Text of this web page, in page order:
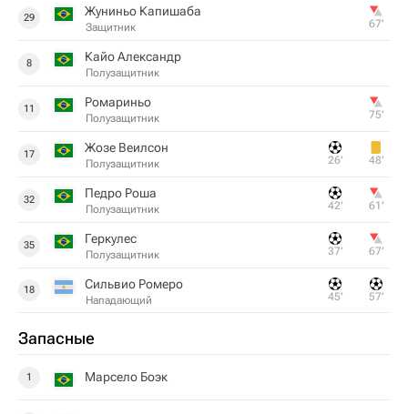
29 Жуниньо Капишаба
Защитник 67‎’‎
8 Кайо Александр
Полузащитник
11 Ромариньо
Полузащитник 75‎’‎
17 Жозе Веилсон
Полузащитник 26‎’‎ 48‎’‎
32 Педро Роша
Полузащитник 42‎’‎ 61‎’‎
35 Геркулес
Полузащитник 37‎’‎ 67‎’‎
18 Сильвио Ромеро
Нападающий 45‎’‎ 57‎’‎
Запасные
1 Марсело Боэк